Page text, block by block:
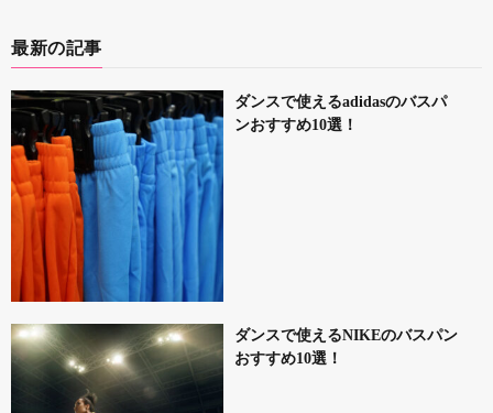
最新の記事
ダンスで使えるadidasのバスパ
ンおすすめ10選！
ダンスで使えるNIKEのバスパン
おすすめ10選！